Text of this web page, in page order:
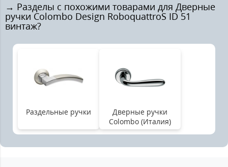
→ Разделы с похожими товарами для Дверные
ручки Colombo Design RoboquattroS ID 51
винтаж?
Раздельные ручки
Дверные ручки
Colombo (Италия)